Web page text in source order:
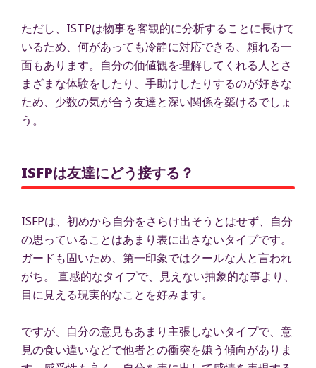
ただし、ISTPは物事を客観的に分析することに長けて
いるため、何があっても冷静に対応できる、頼れる一
面もあります。自分の価値観を理解してくれる人とさ
まざまな体験をしたり、手助けしたりするのが好きな
ため、少数の気が合う友達と深い関係を築けるでしょ
う。
ISFPは友達にどう接する？
ISFPは、初めから自分をさらけ出そうとはせず、自分
の思っていることはあまり表に出さないタイプです。
ガードも固いため、第一印象ではクールな人と言われ
がち。 直感的なタイプで、見えない抽象的な事より、
目に見える現実的なことを好みます。
ですが、自分の意見もあまり主張しないタイプで、意
見の食い違いなどで他者との衝突を嫌う傾向がありま